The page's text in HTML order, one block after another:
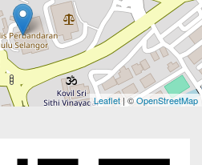
Leaflet | ©OpenStreetMap